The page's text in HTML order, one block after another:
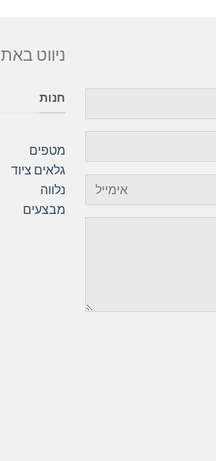
ניווט
חנות
מטפים
גלאים ציוד
נלווה
מבצעים